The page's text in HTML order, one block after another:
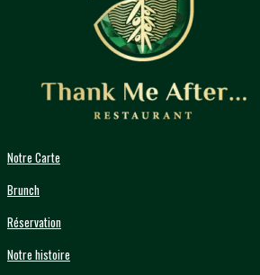
Notre Carte
Brunch
Réservation
Notre histoire